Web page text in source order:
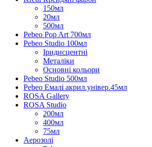
150мл
20мл
500мл
Pebeo Pop Art 700мл
Pebeo Studio 100мл
Іридисцентні
Металіки
Основні кольори
Pebeo Studio 500мл
Pebeo Емалі акрил.універ.45мл
ROSA Gallery
ROSA Studio
200мл
400мл
75мл
Аерозолі